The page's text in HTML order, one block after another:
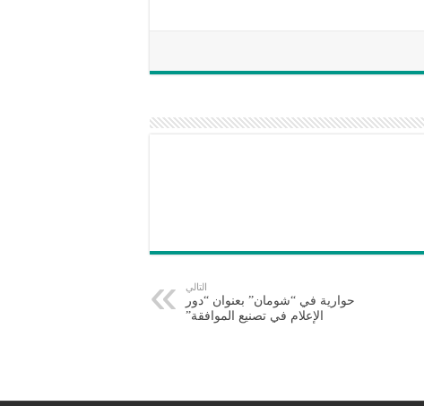
التالي
حوارية في “شومان” بعنوان “دور
الإعلام في تصنيع الموافقة”